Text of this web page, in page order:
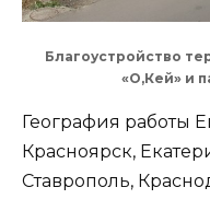
Благоустройство
«О,Кей» и
География работы
Красноярск,
Ставрополь,